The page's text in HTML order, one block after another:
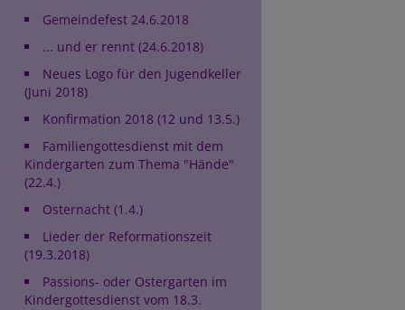
Gemeindefest 24.6.2018
... und er rennt (24.6.2018)
Neues Logo für den Jugendkeller
(Juni 2018)
Konfirmation 2018 (12 und 13.5.)
Familiengottesdienst mit dem
Kindergarten zum Thema "Hände"
(22.4.)
Osternacht (1.4.)
Lieder der Reformationszeit
(19.3.2018)
Passions- oder Ostergarten im
Kindergottesdienst vom 18.3.